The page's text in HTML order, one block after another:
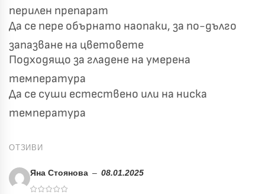
перилен препарат
Да се пере обърнато наопаки, за по-дълго
запазване на цветовете
Подходящо за гладене на умерена
температура
Да се суши естествено или на ниска
температура
ОТЗИВИ
Яна Стоянова – 08.01.2025
Светлосиво и Антрацит